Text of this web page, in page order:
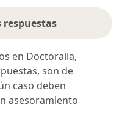
respuestas
en Doctoralia,
son de
caso deben
asesoramiento